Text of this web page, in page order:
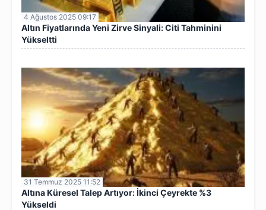
4 Ağustos 2025 09:17
Altın Fiyatlarında Yeni Zirve Sinyali: Citi Tahminini
Yükseltti
31 Temmuz 2025 11:52
Altına Küresel Talep Artıyor: İkinci Çeyrekte %3
Yükseldi